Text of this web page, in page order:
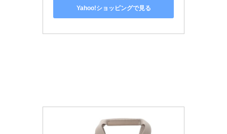
Yahoo!ショッピングで見る